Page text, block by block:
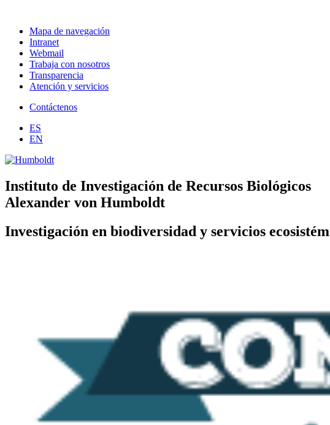
Mapa de navegación
Intranet
Webmail
Trabaja con nosotros
Transparencia
Atención y servicios
Contáctenos
ES
EN
Instituto de Investigación de Recursos Biológicos
Alexander von Humboldt
Investigación en biodiversidad y servicios